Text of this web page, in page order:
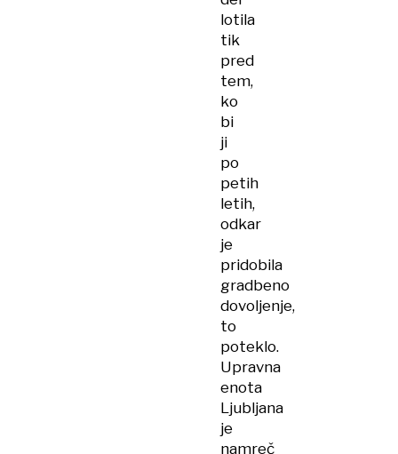
lotila
tik
pred
tem,
ko
bi
ji
po
petih
letih,
odkar
je
pridobila
gradbeno
dovoljenje,
to
poteklo.
Upravna
enota
Ljubljana
je
namreč